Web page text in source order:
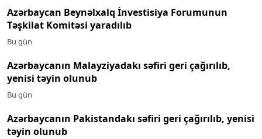
Azərbaycan Beynəlxalq İnvestisiya Forumunun
Təşkilat Komitəsi yaradılıb
Bu gün
Azərbaycanın Malayziyadakı səfiri geri çağırılıb,
yenisi təyin olunub
Bu gün
Azərbaycanın Pakistandakı səfiri geri çağırılıb, yenisi
təyin olunub